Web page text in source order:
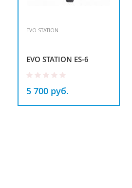
EVO STATION
EVO STATION ES-6
5 700 руб.